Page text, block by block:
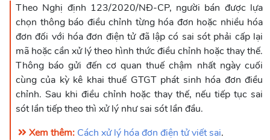
Theo Nghị định 123/2020/NĐ-CP, người bán được lựa
chọn thông báo điều chỉnh từng hóa đơn hoặc nhiều hóa
đơn đối với hóa đơn điện tử đã lập có sai sót phải cấp lại
mã hoặc cần xử lý theo hình thức điều chỉnh hoặc thay thế.
Thông báo gửi đến cơ quan thuế chậm nhất ngày cuối
cùng của kỳ kê khai thuế GTGT phát sinh hóa đơn điều
chỉnh. Sau khi điều chỉnh hoặc thay thế, nếu tiếp tục sai
sót lần tiếp theo thì xử lý như sai sót lần đầu.
Xem thêm: Cách xử lý hóa đơn điện tử viết sai.